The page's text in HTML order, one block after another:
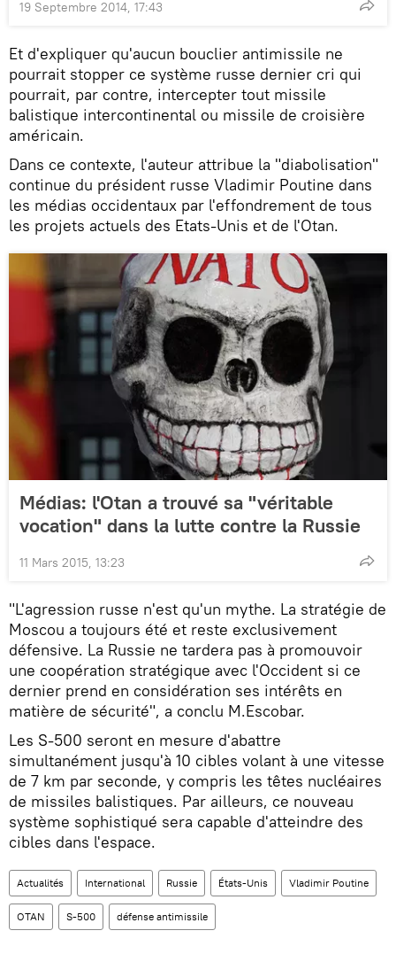
19 Septembre 2014, 17:43
Et d'expliquer qu'aucun bouclier antimissile ne
pourrait stopper ce système russe dernier cri qui
pourrait, par contre, intercepter tout missile
balistique intercontinental ou missile de croisière
américain.
Dans ce contexte, l'auteur attribue la "diabolisation"
continue du président russe Vladimir Poutine dans
les médias occidentaux par l'effondrement de tous
les projets actuels des Etats-Unis et de l'Otan.
Médias: l'Otan a trouvé sa "véritable
vocation" dans la lutte contre la Russie
11 Mars 2015, 13:23
"L'agression russe n'est qu'un mythe. La stratégie de
Moscou a toujours été et reste exclusivement
défensive. La Russie ne tardera pas à promouvoir
une coopération stratégique avec l'Occident si ce
dernier prend en considération ses intérêts en
matière de sécurité", a conclu M.Escobar.
Les S-500 seront en mesure d'abattre
simultanément jusqu'à 10 cibles volant à une vitesse
de 7 km par seconde, y compris les têtes nucléaires
de missiles balistiques. Par ailleurs, ce nouveau
système sophistiqué sera capable d'atteindre des
cibles dans l'espace.
Actualités International Russie États-Unis Vladimir Poutine
OTAN S-500 défense antimissile